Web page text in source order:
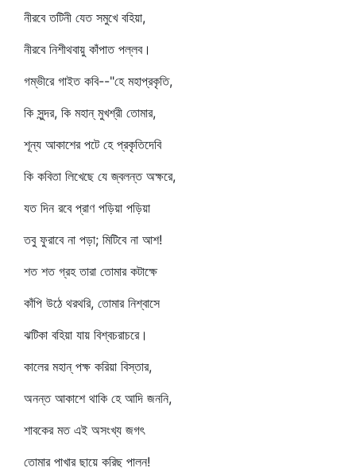
নীরবে তটিনী যেত সমুখে বহিয়া,
নীরবে নিশীথবায়ু কাঁপাত পল্লব।
গম্ভীরে গাইত কবি--"হে মহাপ্রকৃতি,
কি সুন্দর, কি মহান্‌ মুখশ্রী তোমার,
শূন্য আকাশের পটে হে প্রকৃতিদেবি
কি কবিতা লিখেছে যে জ্বলন্ত অক্ষরে,
যত দিন রবে প্রাণ পড়িয়া পড়িয়া
তবু ফুরাবে না পড়া; মিটিবে না আশ!
শত শত গ্রহ তারা তোমার কটাক্ষে
কাঁপি উঠে থরথরি, তোমার নিশ্বাসে
ঝটিকা বহিয়া যায় বিশ্বচরাচরে।
কালের মহান্‌ পক্ষ করিয়া বিস্তার,
অনন্ত আকাশে থাকি হে আদি জননি,
শাবকের মত এই অসংখ্য জগৎ
তোমার পাখার ছায়ে করিছ পালন!